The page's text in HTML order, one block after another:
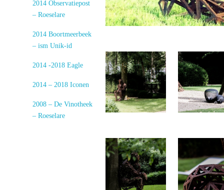
2014 Observatiepost
– Roeselare
2014 Boortmeerbeek
– ism Unik-id
2014 -2018 Eagle
2014 – 2018 Iconen
2008 – De Vinotheek
– Roeselare